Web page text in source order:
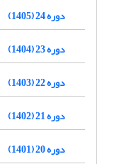
دوره 24 (1405)
دوره 23 (1404)
دوره 22 (1403)
دوره 21 (1402)
دوره 20 (1401)